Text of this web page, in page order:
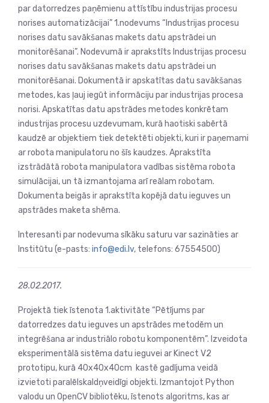
par datorredzes paņēmienu attīstību industrijas procesu
norises automatizācijai” 1.nodevums “Industrijas procesu
norises datu savākšanas makets datu apstrādei un
monitorēšanai”. Nodevumā ir aprakstīts Industrijas procesu
norises datu savākšanas makets datu apstrādei un
monitorēšanai. Dokumentā ir apskatītas datu savākšanas
metodes, kas ļauj iegūt informāciju par industrijas procesa
norisi. Apskatītas datu apstrādes metodes konkrētam
industrijas procesu uzdevumam, kurā haotiski sabērtā
kaudzē ar objektiem tiek detektēti objekti, kuri ir paņemami
ar robota manipulatoru no šīs kaudzes. Aprakstīta
izstrādātā robota manipulatora vadības sistēma robota
simulācijai, un tā izmantojama arī reālam robotam.
Dokumenta beigās ir aprakstīta kopējā datu ieguves un
apstrādes maketa shēma.
Interesanti par nodevuma sīkāku saturu var sazināties ar
Institūtu (e-pasts: info@edi.lv, telefons: 67554500)
28.02.2017.
Projektā tiek īstenota 1.aktivitāte “Pētījums par
datorredzes datu ieguves un apstrādes metodēm un
integrēšana ar industriālo robotu komponentēm”. Izveidota
eksperimentālā sistēma datu ieguvei ar Kinect V2
prototipu, kurā 40x40x40cm kastē gadījuma veidā
izvietoti paralēlskaldņveidīgi objekti. Izmantojot Python
valodu un OpenCV bibliotēku, īstenots algoritms, kas ar